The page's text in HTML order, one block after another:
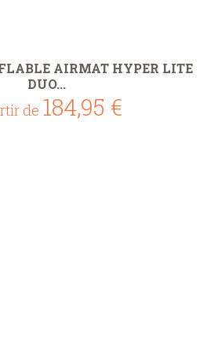
AIRMAT HYPER LITE
DUO...
de 184,95 €